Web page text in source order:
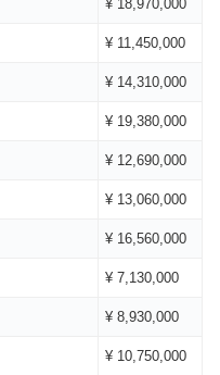
¥ 18,970,000
¥ 11,450,000
¥ 14,310,000
¥ 19,380,000
¥ 12,690,000
¥ 13,060,000
¥ 16,560,000
¥ 7,130,000
¥ 8,930,000
¥ 10,750,000